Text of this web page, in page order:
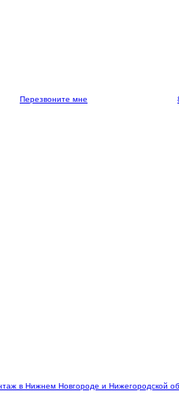
Перезвоните мне
в Нижнем Новгороде и Нижегородской